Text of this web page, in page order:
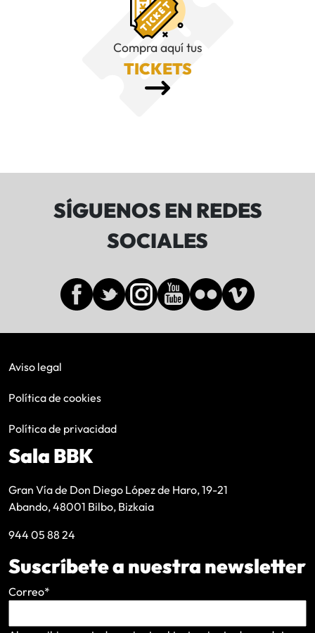
Compra aquí tus
TICKETS
SÍGUENOS EN REDES
SOCIALES
Aviso legal
Política de cookies
Política de privacidad
Sala BBK
Gran Vía de Don Diego López de Haro, 19-21
Abando, 48001 Bilbo, Bizkaia
944 05 88 24
Suscríbete a nuestra newsletter
Correo*